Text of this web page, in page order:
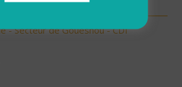
- Secteur de Gouesnou - CDI